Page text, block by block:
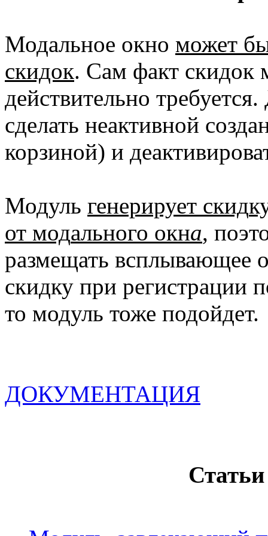
Модальное окно может
скидок. Сам факт скидок
действительно
сделать неактивной
корзиной) и
Модуль генерирует скид
от модального окна,
размещать всплывающее
скидку при регистрации
то модуль тоже подойдет.
ДОКУМЕНТАЦИЯ